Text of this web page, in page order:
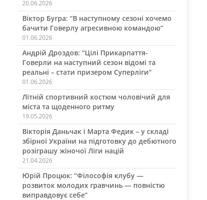
20.06.2026
Віктор Бугра: “В наступному сезоні хочемо
бачити Говерлу агресивною командою”
01.06.2026
Андрій Дроздов: “Цілі Прикарпаття-
Говерли на наступний сезон відомі та
реальні – стати призером Суперліги”
01.06.2026
Літній спортивний костюм чоловічий для
міста та щоденного ритму
19.05.2026
Вікторія Даньчак і Марта Федик – у складі
збірної України на підготовку до дебютного
розіграшу жіночої Ліги націй
21.04.2026
Юрій Процюк: “Філософія клубу —
розвиток молодих гравчинь — повністю
виправдовує себе”